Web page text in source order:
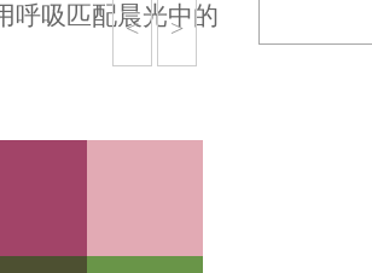
< >
呼吸匹配晨光中的